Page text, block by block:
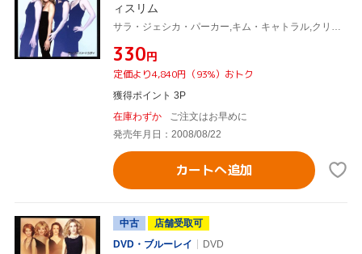
ィスリム
¥330円
定価より4,840円（93%）おトク
獲得ポイント 3P
在庫わずか
ご注文はお早めに
発売年月日：2008/08/22
カートへ追加
中古
店舗受取可
DVD・ブルーレイ
DVD